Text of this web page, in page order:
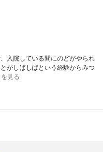
入院している間にのどがやられ
がしばしばという経験からみつ
見る